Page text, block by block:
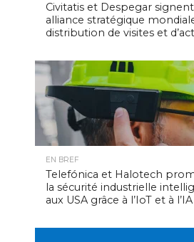
Civitatis et Despegar
alliance stratégique
distribution de visites et
EN BREF
Telefónica et Halotech
la sécurité industrielle
aux USA grâce à l’IoT et à l’IA